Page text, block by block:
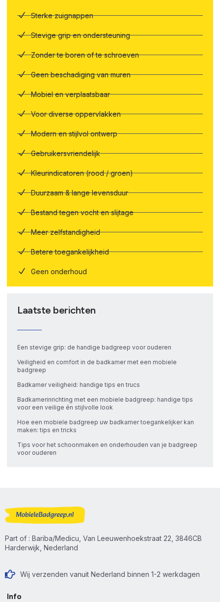
Sterke zuignappen
Stevige grip en ondersteuning
Zonder te boren of te schroeven
Geen beschadiging van muren
Mobiel en verplaatsbaar
Voor diverse oppervlakken
Modern en stijlvol ontwerp
Gebruikersvriendelijk
Kleurindicatoren (rood / groen)
Duurzaam & lange levensduur
Bestand tegen vocht en slijtage
Meer zelfstandigheid
Betere toegankelijkheid
Geen onderhoud
Laatste berichten
Een stevige grip: de handige badgreep voor ouderen
Veiligheid en comfort in de badkamer met een mobiele
badgreep
Badkamer veiligheid: handige tips en trucs
Badkamerinrichting met een mobiele badgreep: handige tips
voor een veilige én stijlvolle look
Hoe een mobiele badgreep uw badkamer toegankelijker kan
maken: tips en tricks
Tips voor het schoonmaken en onderhouden van je badgreep
voor ouderen
Part of : Bariba/Medicu, Van Leeuwenhoekstraat 22, 3846CB
Harderwijk, Nederland
Wij verzenden vanuit Nederland binnen 1-2 werkdagen
Info